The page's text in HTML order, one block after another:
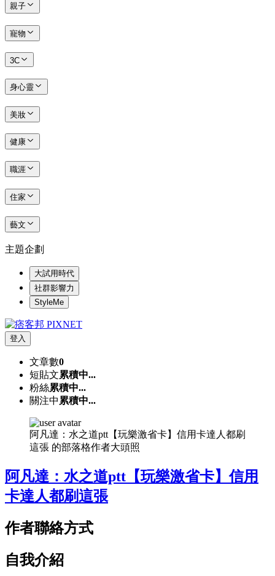
親子
寵物
3C
身心靈
美妝
健康
職涯
住家
藝文
主題企劃
大試用時代
社群影響力
StyleMe
登入
文章數0
短貼文累積中...
粉絲累積中...
關注中 累積中...
阿凡達：水之道ptt【玩樂激省卡】信用卡達人都刷
這張 的部落格作者大頭照
阿凡達：水之道ptt【玩樂激省卡】信用
卡達人都刷這張
作者聯絡方式
自我介紹